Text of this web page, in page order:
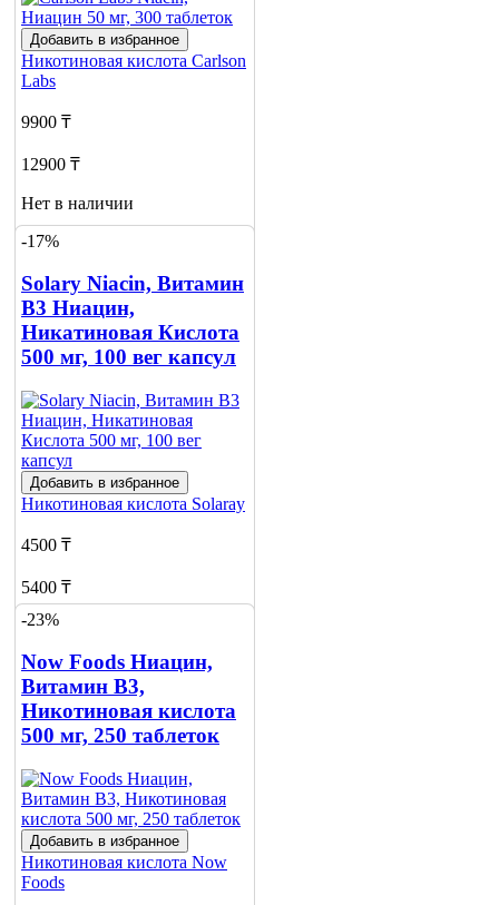
Добавить в избранное
Никотиновая кислота Carlson
Labs
9900 ₸
12900 ₸
Нет в наличии
Сообщить
-17%
Solary Niacin, Витамин
В3 Ниацин,
Никатиновая Кислота
500 мг, 100 вег капсул
Добавить в избранное
Никотиновая кислота Solaray
4500 ₸
5400 ₸
Нет в наличии
Сообщить
о наличии
-23%
Now Foods Ниацин,
Витамин B3,
Никотиновая кислота
500 мг, 250 таблеток
Добавить в избранное
Никотиновая кислота Now
Foods